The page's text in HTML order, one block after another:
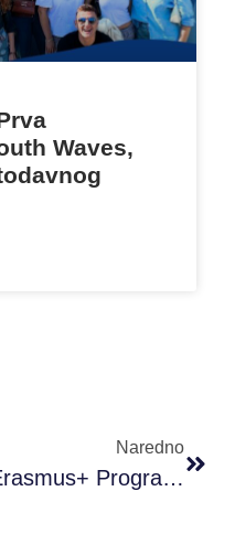
Waves,
Naredno
Erasmus+ Program U BiH I Mogućnosti Saradnje Ili Nastavak Saradnje Zajedničkih Projekata Sa Republikom Turskom.